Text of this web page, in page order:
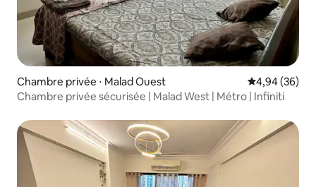
Chambre privée ⋅ Malad Ouest Évaluation
4,94 (36)
Chambre privée sécurisée | Malad West | Métro | Infiniti